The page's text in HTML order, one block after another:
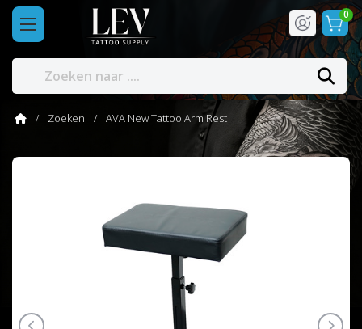
0
Zoeken AVA New Tattoo Arm Rest